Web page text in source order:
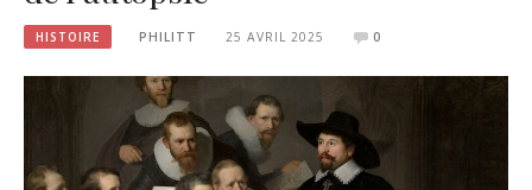
HISTOIRE PHILITT 25 AVRIL 2025 0